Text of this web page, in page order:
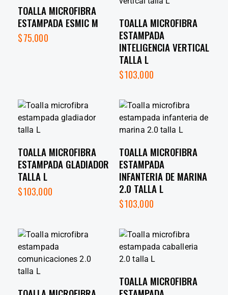
TOALLA MICROFIBRA
ESTAMPADA ESMIC M
$75,000
TOALLA MICROFIBRA
ESTAMPADA
INTELIGENCIA VERTICAL
TALLA L
$103,000
TOALLA MICROFIBRA
ESTAMPADA GLADIADOR
TALLA L
$103,000
TOALLA MICROFIBRA
ESTAMPADA
INFANTERIA DE MARINA
2.0 TALLA L
$103,000
TOALLA MICROFIBRA